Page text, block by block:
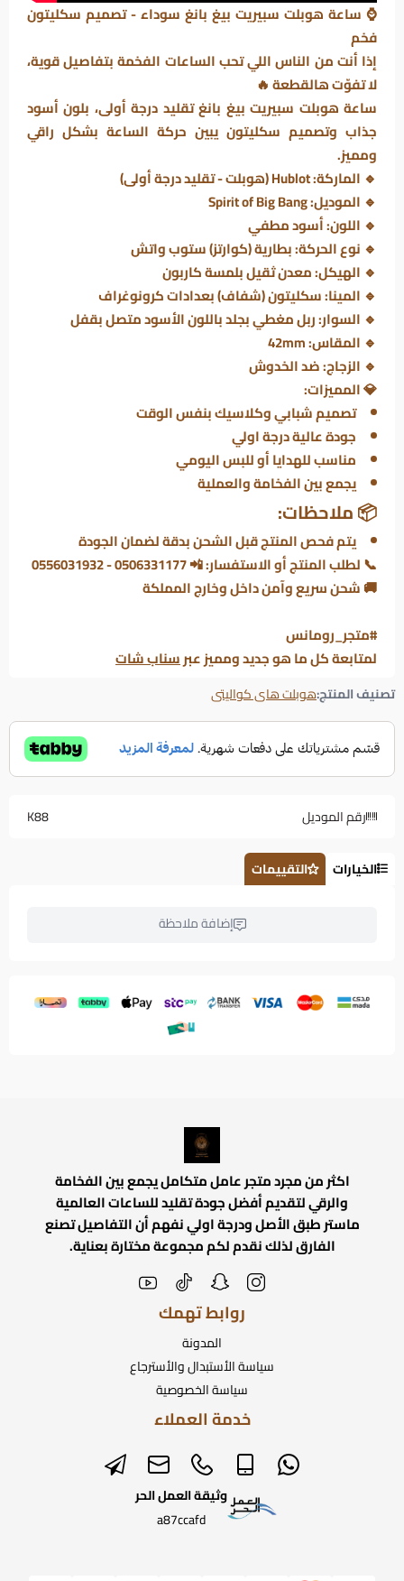
⌚ ساعة هوبلت سبيريت بيغ بانغ سوداء - تصميم سكليتون
فخم
إذا أنت من الناس اللي تحب الساعات الفخمة بتفاصيل قوية،
لا تفوّت هالقطعة 🔥
ساعة هوبلت سبيريت بيغ بانغتقليد درجة أولى، بلون أسود
جذاب وتصميم سكليتون يبين حركة الساعة بشكل راقي
ومميز.
🔹 الماركة: Hublot (هوبلت - تقليد درجة أولى)
🔹 الموديل: Spirit of Big Bang
🔹 اللون: أسود مطفي
🔹 نوع الحركة: بطارية (كوارتز) ستوب واتش
🔹 الهيكل: معدن ثقيل بلمسة كاربون
🔹 المينا: سكليتون (شفاف) بعدادات كرونوغراف
🔹 السوار: ربل مغطي بجلد باللون الأسود متصل بقفل
🔹 المقاس:42mm
🔹 الزجاج: ضد الخدوش
💎المميزات:
تصميم شبابي وكلاسيك بنفس الوقت
جودة عالية درجة اولي
مناسب للهدايا أو للبس اليومي
يجمع بين الفخامة والعملية
📦 ملاحظات:
يتم فحص المنتج قبل الشحن بدقة لضمان الجودة
📞 لطلب المنتج أو الاستفسار: 📲 0506331177 - 0556031932
🚚 شحن سريع وآمن داخل وخارج المملكة
#متجر_رومانس
لمتابعة كل ما هو جديد ومميز عبرسناب شات
تصنيف المنتج:هوبلت هاى كواليتى
رقم الموديل K88
الخيارات التقييمات
إضافة ملاحظة
اكثر من مجرد متجر عامل متكامل يجمع بين الفخامة
والرقي لتقديم أفضل جودة تقليد للساعات العالمية
ماستر طبق الأصل ودرجة اولي نفهم أن التفاصيل تصنع
الفارق لذلك نقدم لكم مجموعة مختارة بعناية.
روابط تهمك
المدونة
سياسة الأستبدال والأسترجاع
سياسة الخصوصية
خدمة العملاء
وثيقة العمل الحر
a87ccafd